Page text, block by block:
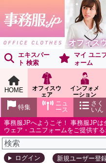
オフィス
エキスパー
ト 検索
マイ ユニ
ォーム
HOME
オフィスウ
ェア
インフォメ
ーション
ショールー
ム
さく
いん
ニュ
ース
特集
事務服JPへようこそ！ 事務服JP
ウェア・ユニフォームをご提供する
ログイン 新規ユーザー登